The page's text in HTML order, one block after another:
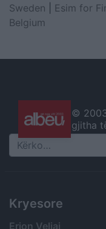
Sweden
Esim for
Belgium
©
gjitha
Search
Kryesore
Erion Veliaj